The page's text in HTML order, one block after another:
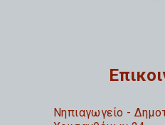
Nηπιαγωγείο -